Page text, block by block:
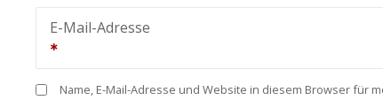
E-Mail-Adresse
Name, E-Mail-Adresse und Website in diesem Browser für